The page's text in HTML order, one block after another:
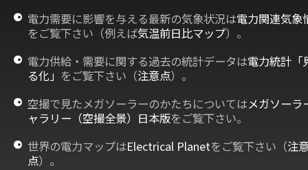
電力需要に影響を与える最新の気象状況は電力関連気象
をご覧下さい（例えば気温前日比マップ）。
電力供給・需要に関する過去の統計データは電力統計「
る化」 をご覧下さい（注意点）。
空撮で見たメガソーラーのかたちについてはメガソーラ
ャラリー（空撮全景）日本版をご覧下さい。
世界の電力マップはElectrical Planetをご覧下さい（注
点）。